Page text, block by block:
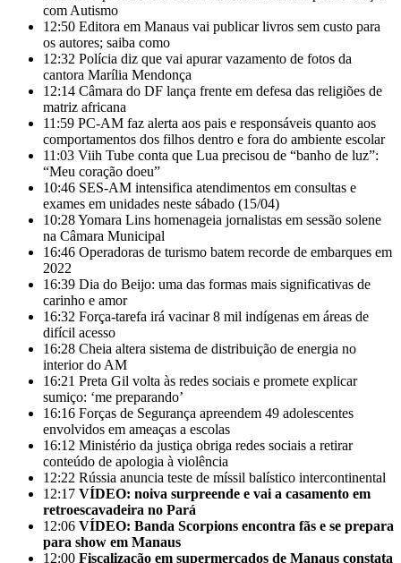
com Autismo
12:50 Editora em Manaus vai publicar livros sem custo para
os autores; saiba como
12:32 Polícia diz que vai apurar vazamento de fotos da
cantora Marília Mendonça
12:14 Câmara do DF lança frente em defesa das religiões de
matriz africana
11:59 PC-AM faz alerta aos pais e responsáveis quanto aos
comportamentos dos filhos dentro e fora do ambiente escolar
11:03 Viih Tube conta que Lua precisou de “banho de luz”:
“Meu coração doeu”
10:46 SES-AM intensifica atendimentos em consultas e
exames em unidades neste sábado (15/04)
10:28Yomara Lins homenageia jornalistas em sessão solene
na Câmara Municipal
16:46 Operadoras de turismo batem recorde de embarques em
2022
16:39 Dia do Beijo: uma das formas mais significativas de
carinho e amor
16:32 Força-tarefa irá vacinar 8 mil indígenas em áreas de
difícil acesso
16:28 Cheia altera sistema de distribuição de energia no
interior do AM
16:21 Preta Gil volta às redes sociais e promete explicar
sumiço: ‘me preparando’
16:16 Forças de Segurança apreendem 49 adolescentes
envolvidos em ameaças a escolas
16:12 Ministério da justiça obriga redes sociais a retirar
conteúdo de apologia à violência
12:22 Rússia anuncia teste de míssil balístico intercontinental
12:17 VÍDEO: noiva surpreende e vai a casamento em
retroescavadeira no Pará
12:06 VÍDEO: Banda Scorpions encontra fãs e se prepara
para show em Manaus
12:00 Fiscalização em supermercados de Manaus constata